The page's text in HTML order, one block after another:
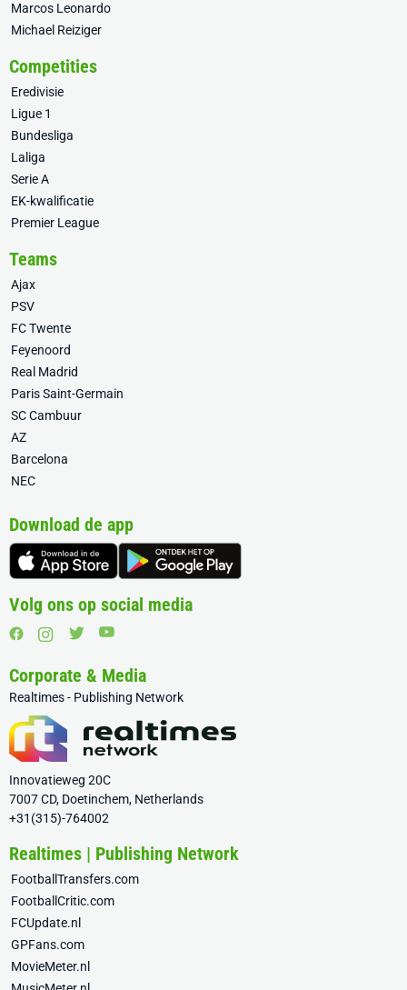
Marcos Leonardo
Michael Reiziger
Competities
Eredivisie
Ligue 1
Bundesliga
Laliga
Serie A
EK-kwalificatie
Premier League
Teams
Ajax
PSV
FC Twente
Feyenoord
Real Madrid
Paris Saint-Germain
SC Cambuur
AZ
Barcelona
NEC
Download de app
Volg ons op social media
Corporate & Media
Realtimes - Publishing Network
Innovatieweg 20C
7007 CD, Doetinchem, Netherlands
+31(315)-764002
Realtimes | Publishing Network
FootballTransfers.com
FootballCritic.com
FCUpdate.nl
GPFans.com
MovieMeter.nl